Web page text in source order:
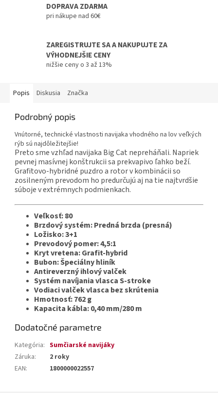
DOPRAVA ZDARMA
pri nákupe nad 60€
ZAREGISTRUJTE SA A NAKUPUJTE ZA
VÝHODNEJŠIE CENY
nižšie ceny o 3 až 13%
Popis Diskusia Značka
Podrobný popis
Vnútorné, technické vlastnosti navijaka vhodného na lov veľkých
rýb sú najdôležitejšie!
Preto sme vzhľad navijaka Big Cat nepreháňali. Napriek
pevnej masívnej konštrukcii sa prekvapivo ľahko beží.
Grafitovo-hybridné puzdro a rotor v kombinácii so
zosilneným prevodom ho predurčujú aj na tie najtvrdšie
súboje v extrémnych podmienkach.
Veľkosť: 80
Brzdový systém: Predná brzda (presná)
Ložisko: 3+1
Prevodový pomer: 4,5:1
Kryt vretena: Grafit-hybrid
Bubon: Špeciálny hliník
Antireverzný ihlový valček
Systém navíjania vlasca S-stroke
Vodiaci valček vlasca bez skrútenia
Hmotnosť: 762 g
Kapacita kábla: 0,40 mm/280 m
Dodatočné parametre
Kategória: Sumčiarské navijáky
Záruka:
2 roky
EAN: 1800000022557